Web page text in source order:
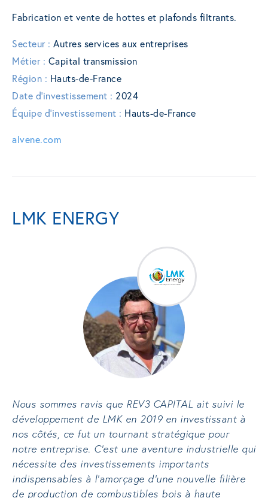
Fabrication et vente de hottes et plafonds filtrants.
Secteur : Autres services aux entreprises
Métier : Capital transmission
Région : Hauts-de-France
Date d'investissement : 2024
Équipe d'investissement : Hauts-de-France
alvene.com
LMK ENERGY
Nous sommes ravis que REV3 CAPITAL ait suivi le
développement de LMK en 2019 en investissant à
nos côtés, ce fut un tournant stratégique pour
notre entreprise. C’est une aventure industrielle qui
nécessite des investissements importants
indispensables à l’amorçage d’une nouvelle filière
de production de combustibles bois à haute